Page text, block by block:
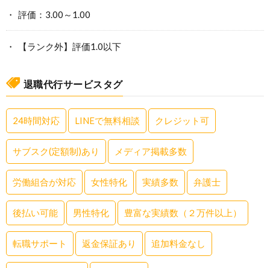
評価：3.00～1.00
【ランク外】評価1.0以下
退職代行サービスタグ
24時間対応 LINEで無料相談 クレジット可
サブスク(定額制)あり メディア掲載多数
労働組合が対応 女性特化 実績多数 弁護士
後払い可能 男性特化 豊富な実績数（２万件以上）
転職サポート 返金保証あり 追加料金なし